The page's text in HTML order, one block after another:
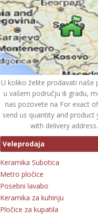
U koliko želite prodavati naše
u vašem području ili gradu,
nas pozovete na For exact
send us quantity and product
with delivery address.
Veleprodaja
Keramika Subotica
Metro pločice
Posebni lavabo
Keramika za kuhinju
Pločice za kupatila